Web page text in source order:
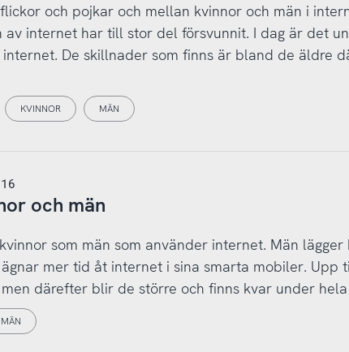
och pojkar och mellan kvinnor och män i
av internet har till stor del försvunnit. I dag är det
De skillnader som finns är bland de äldre
KVINNOR MÄN
och män
som män som använder internet. Män
mer tid åt internet i sina smarta mobiler. Upp
därefter blir de större och finns kvar under
MÄN